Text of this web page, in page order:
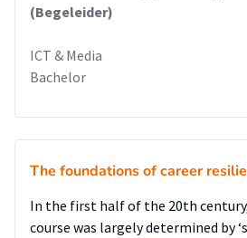
(Begeleider)
ICT & Media
Bachelor
The foundations of career
In the first half of the 20th
course was largely determined by